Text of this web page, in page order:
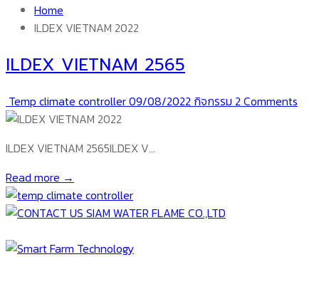
Home
ILDEX VIETNAM 2022
ILDEX VIETNAM 2565
Temp climate controller09/08/2022 กิจกรรม 2 Comments
ILDEX VIETNAM 2565ILDEX V…
Read more →